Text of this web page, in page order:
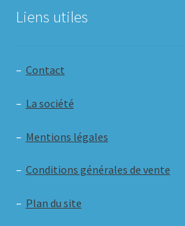
Liens utiles
– Contact
– La société
– Mentions légales
– Conditions générales de vente
– Plan du site